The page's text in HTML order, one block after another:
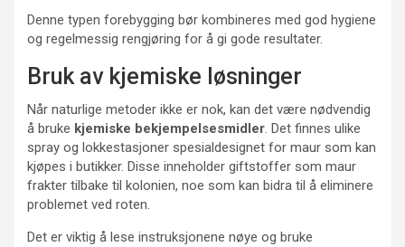
Denne typen forebygging bør kombineres med god hygiene
og regelmessig rengjøring for å gi gode resultater.
Bruk av kjemiske løsninger
Når naturlige metoder ikke er nok, kan det være nødvendig
å bruke kjemiske bekjempelsesmidler. Det finnes ulike
spray og lokkestasjoner spesialdesignet for maur som kan
kjøpes i butikker. Disse inneholder giftstoffer som maur
frakter tilbake til kolonien, noe som kan bidra til å eliminere
problemet ved roten.
Det er viktig å lese instruksjonene nøye og bruke